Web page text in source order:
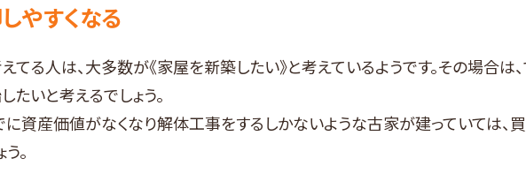
やすくなる
てる人は、大多数が《家屋を新築したい》と考えているようです。その場合
たいと考えるでしょう。
に資産価値がなくなり解体工事をするしかないような古家が建っていては、
。